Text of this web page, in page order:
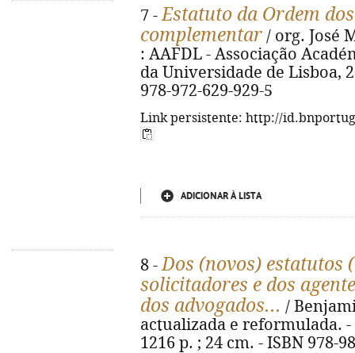
7 -Estatuto da Ordem
complementar / org. José
: AAFDL - Associação
da Universidade de Lisboa,
978-972-629-929-5
Link persistente: http://
ADICIONAR À LISTA
8 -Dos (novos) estatutos
solicitadores e dos
dos advogados... /
actualizada e reformulada. -
1216 p. ; 24 cm. - ISBN 978-